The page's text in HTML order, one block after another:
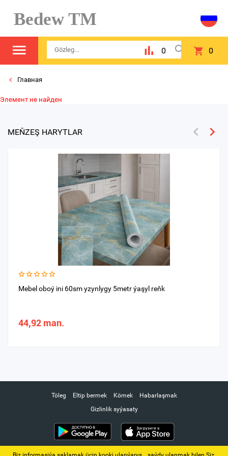
Bedew TM
0 0
Главная
Элемент не найден
MEŇZEŞ HARYTLAR
Mebel oboý ini 60sm yzynlygy 5metr ýaşyl reňk
44,92 man.
Töleg Eltip bermek Kömek
Habarlaşmak
Gizlinlik syýasaty